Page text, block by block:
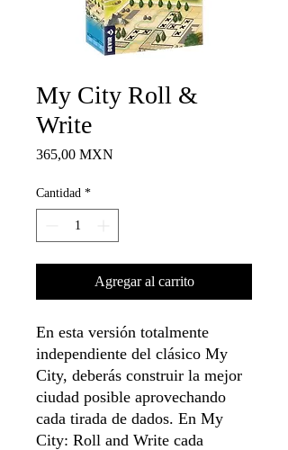
My City Roll &
Write
365,00 MXN
Cantidad *
Agregar al carrito
En esta versión totalmente
independiente del clásico My
City, deberás construir la mejor
ciudad posible aprovechando
cada tirada de dados. En My
City: Roll and Write cada